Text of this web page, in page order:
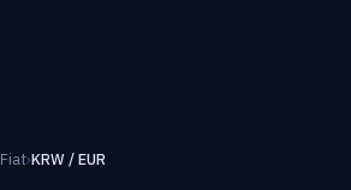
Fiat›KRW / EUR